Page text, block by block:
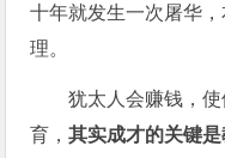
十年就发生一次屠华
理。
犹太人会赚钱，
育，其实成才的关键